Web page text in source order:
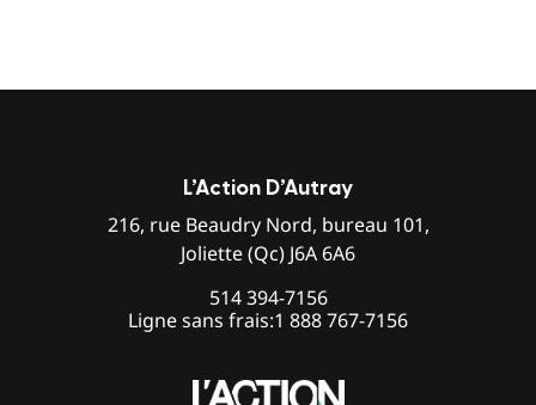
L’Action D’Autray
216, rue Beaudry Nord, bureau 101,
Joliette (Qc) J6A 6A6
514 394-7156
Ligne sans frais:1 888 767-7156